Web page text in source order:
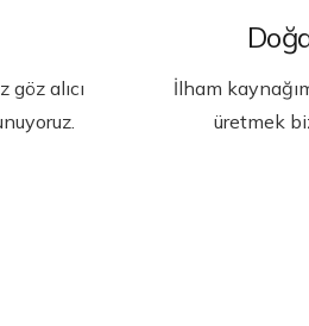
alıcı
İlham
üretmek